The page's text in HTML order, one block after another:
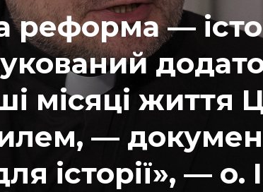
реформа —
місяці життя
—
історії», — о.